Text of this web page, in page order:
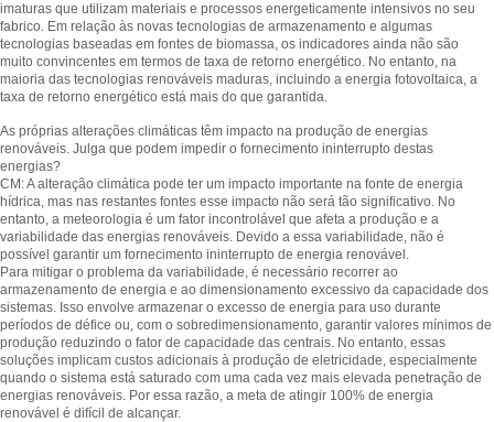
imaturas que utilizam materiais e processos energeticamente intensivos no seu
fabrico. Em relação às novas tecnologias de armazenamento e algumas
tecnologias baseadas em fontes de biomassa, os indicadores ainda não são
muito convincentes em termos de taxa de retorno energético. No entanto, na
maioria das tecnologias renováveis maduras, incluindo a energia fotovoltaica, a
taxa de retorno energético está mais do que garantida.
As próprias alterações climáticas têm impacto na produção de energias
renováveis. Julga que podem impedir o fornecimento ininterrupto destas
energias?
CM: A alteração climática pode ter um impacto importante na fonte de energia
hídrica, mas nas restantes fontes esse impacto não será tão significativo. No
entanto, a meteorologia é um fator incontrolável que afeta a produção e a
variabilidade das energias renováveis. Devido a essa variabilidade, não é
possível garantir um fornecimento ininterrupto de energia renovável.
Para mitigar o problema da variabilidade, é necessário recorrer ao
armazenamento de energia e ao dimensionamento excessivo da capacidade dos
sistemas. Isso envolve armazenar o excesso de energia para uso durante
períodos de défice ou, com o sobredimensionamento, garantir valores mínimos de
produção reduzindo o fator de capacidade das centrais. No entanto, essas
soluções implicam custos adicionais à produção de eletricidade, especialmente
quando o sistema está saturado com uma cada vez mais elevada penetração de
energias renováveis. Por essa razão, a meta de atingir 100% de energia
renovável é difícil de alcançar.